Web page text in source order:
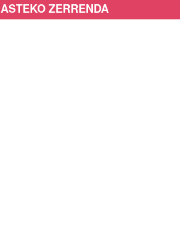
ASTEKO ZERRENDA